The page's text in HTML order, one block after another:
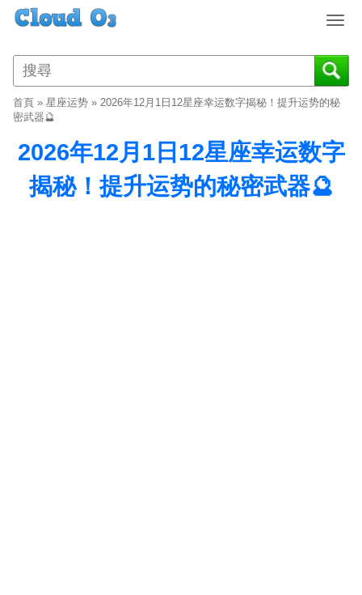
T
g
g
e
a
v
首頁 » 星座运势 » 2026年12月1日12星座幸运数字揭秘！提升运势的秘
密武器🔮
2026年12月1日12星座幸运数字
揭秘！提升运势的秘密武器🔮